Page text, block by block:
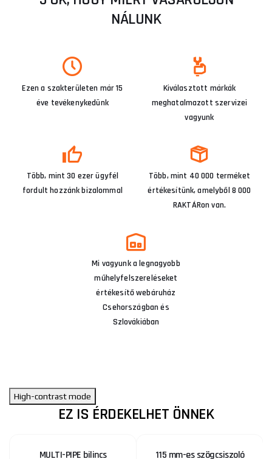
NÁLUNK
Ezen a szakterületen már 15
éve tevékenykedünk
Kiválasztott márkák
meghatalmazott szervizei
vagyunk
Több, mint 30 ezer ügyfél
fordult hozzánk bizalommal
Több, mint 40 000 terméket
értékesítünk, amelyből 8 000
RAKTÁRon van.
Mi vagyunk a legnagyobb
műhelyfelszereléseket
értékesítő webáruház
Csehországban és
Szlovákiában
High-contrast mode
EZ IS ÉRDEKELHET ÖNNEK
MULTI-PIPE bilincs 115 mm-es szögcsiszoló